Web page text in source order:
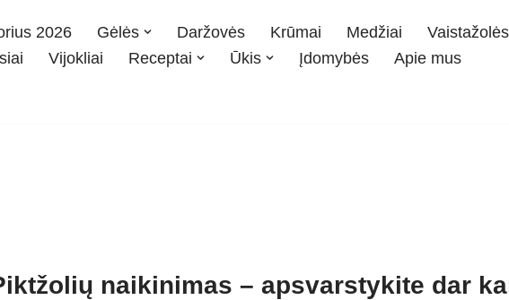
2026 Gėlės Daržovės Krūmai Medžiai Vaistažolės
Vijokliai Receptai Ūkis Įdomybės Apie mus
naikinimas – apsvarstykite dar